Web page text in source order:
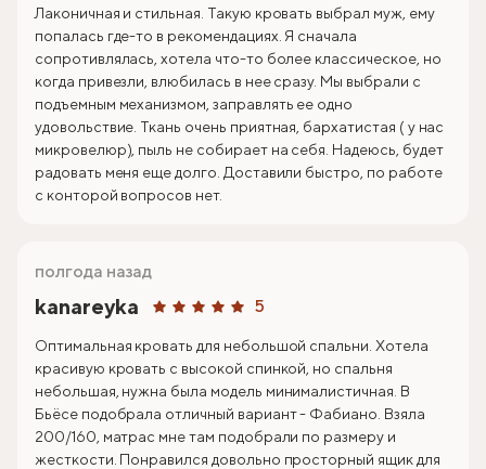
Лаконичная и стильная. Такую кровать выбрал муж, ему
попалась где-то в рекомендациях. Я сначала
сопротивлялась, хотела что-то более классическое, но
когда привезли, влюбилась в нее сразу. Мы выбрали с
подъемным механизмом, заправлять ее одно
удовольствие. Ткань очень приятная, бархатистая ( у нас
микровелюр), пыль не собирает на себя. Надеюсь, будет
радовать меня еще долго. Доставили быстро, по работе
с конторой вопросов нет.
kanareyka 5
полгода назад
Оптимальная кровать для небольшой спальни. Хотела
красивую кровать с высокой спинкой, но спальня
небольшая, нужна была модель минималистичная. В
Бьёсе подобрала отличный вариант - Фабиано. Взяла
200/160, матрас мне там подобрали по размеру и
жесткости. Понравился довольно просторный ящик для